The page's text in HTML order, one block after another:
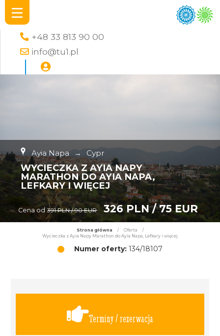
+48 33 813 90 00
info@tu1.pl
Ayia Napa → Cypr
WYCIECZKA Z AYIA NAPY
MARATHON DO AYIA NAPA,
LEFKARY I WIĘCEJ
Cena od 391 PLN / 90 EUR 326 PLN / 75 EUR
Strona główna / Oferta
/
Wycieczka z Ayia Napy Marathon do Ayia Napa, Lefkary i więcej
Numer oferty: 134/18107
Terminy / rezerwacja